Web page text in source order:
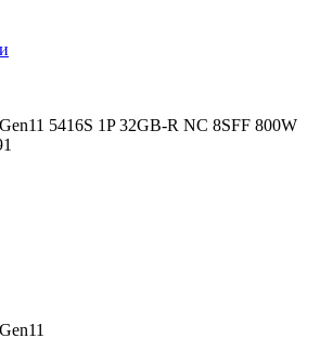
5416S 1P 32GB-R NC 8SFF 800W